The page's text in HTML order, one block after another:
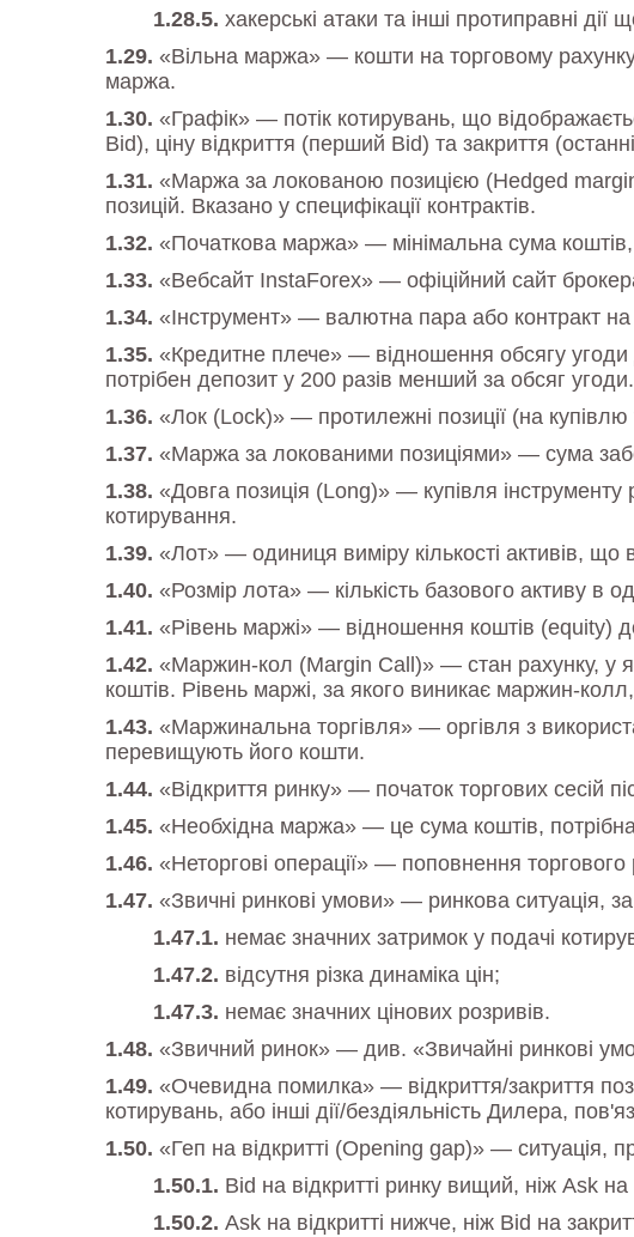
хакерські атаки та інші протиправні дії
«Вільна маржа» — кошти на торговому
маржа.
«Графік» — потік котирувань, що
Bid), ціну відкриття (перший Bid) та закриття
«Маржа за локованою позицією (Hedged
позицій. Вказано у специфікації контрактів.
«Початкова маржа» — мінімальна сума коштів,
«Вебсайт InstaForex» — офіційний сайт
«Інструмент» — валютна пара або контракт
«Кредитне плече» — відношення обсягу угоди
потрібен депозит у 200 разів менший за обсяг угоди.
«Лок (Lock)» — протилежні позиції (на
«Маржа за локованими позиціями» — сума
«Довга позиція (Long)» — купівля
котирування.
«Лот» — одиниця виміру кількості активів, що
«Розмір лота» — кількість базового активу в
«Рівень маржі» — відношення коштів (equity)
«Маржин-кол (Margin Call)» — стан рахунку, у
коштів. Рівень маржі, за якого виникає маржин-
«Маржинальна торгівля» — оргівля з
перевищують його кошти.
«Відкриття ринку» — початок торгових сесій
«Необхідна маржа» — це сума коштів, потрібна
«Неторгові операції» — поповнення
«Звичні ринкові умови» — ринкова ситуація, за
немає значних затримок у подачі
відсутня різка динаміка цін;
немає значних цінових розривів.
«Звичний ринок» — див. «Звичайні ринкові
«Очевидна помилка» — відкриття/закриття
котирувань, або інші дії/бездіяльність Дилера,
«Геп на відкритті (Opening gap)» — ситуація,
Bid на відкритті ринку вищий, ніж Ask на
Ask на відкритті нижче, ніж Bid на